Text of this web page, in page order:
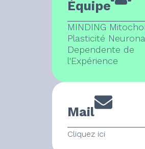
Équipe
MINDING
Plasticité
Dependente de
l'Expérience
Mail
Cliquez ici